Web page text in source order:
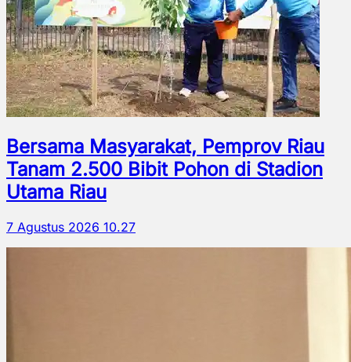
Bersama Masyarakat, Pemprov Riau
Tanam 2.500 Bibit Pohon di Stadion
Utama Riau
7 Agustus 2026 10.27